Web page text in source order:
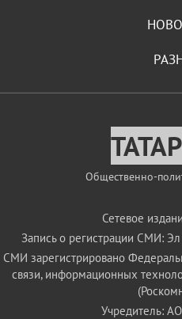
Общественно-
Сетевое
Запись о регистрации СМИ:
СМИ зарегистрировано
связи, информационных
Учредитель: